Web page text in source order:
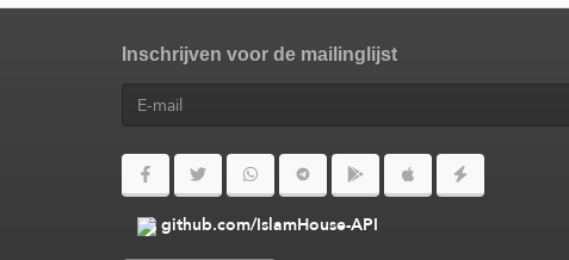
Inschrijven voor de mailinglijst
github.com/IslamHouse-API